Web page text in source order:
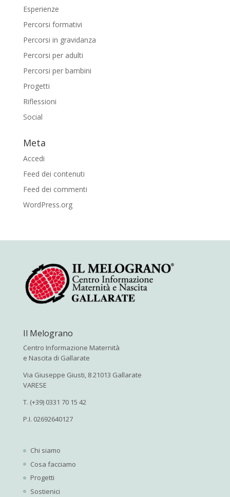
Esperienze
Percorsi formativi
Percorsi in gravidanza
Percorsi per adulti
Percorsi per bambini
Progetti
Riflessioni
Social
Meta
Accedi
Feed dei contenuti
Feed dei commenti
WordPress.org
Il Melograno
Centro Informazione Maternità
e Nascita di Gallarate
Via Giuseppe Giusti, 8 21013 Gallarate
VARESE
T. (+39) 0331 70 15 42
P.I. 02692640127
Chi siamo
Cosa facciamo
Progetti
Sostienici